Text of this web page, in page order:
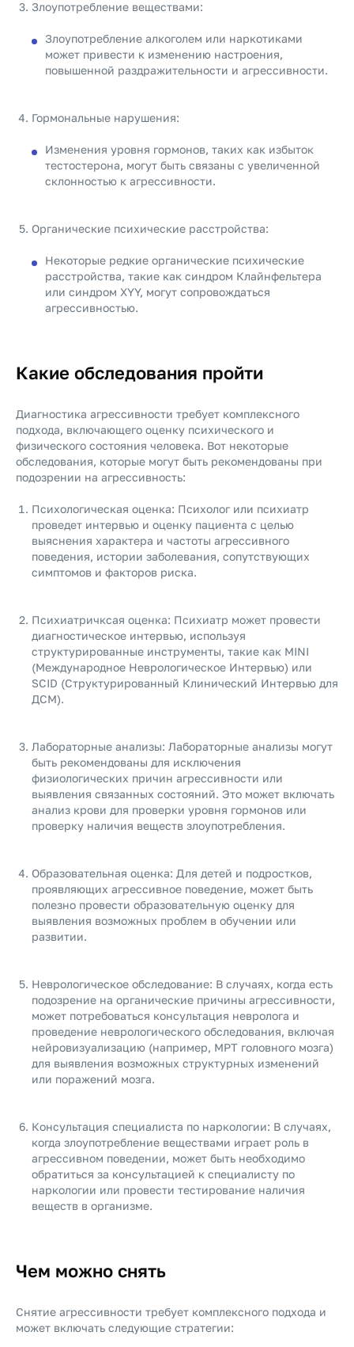
Злоупотребление веществами:
Злоупотребление алкоголем или наркотиками
может привести к изменению настроения,
повышенной раздражительности и агрессивности.
Гормональные нарушения:
Изменения уровня гормонов, таких как избыток
тестостерона, могут быть связаны с увеличенной
склонностью к агрессивности.
Органические психические расстройства:
Некоторые редкие органические психические
расстройства, такие как синдром Клайнфельтера
или синдром XYY, могут сопровождаться
агрессивностью.
Какие обследования пройти
Диагностика агрессивности требует комплексного
подхода, включающего оценку психического и
физического состояния человека. Вот некоторые
обследования, которые могут быть рекомендованы при
подозрении на агрессивность:
Психологическая оценка: Психолог или психиатр
проведет интервью и оценку пациента с целью
выяснения характера и частоты агрессивного
поведения, истории заболевания, сопутствующих
симптомов и факторов риска.
Психиатричксая оценка: Психиатр может провести
диагностическое интервью, используя
структурированные инструменты, такие как MINI
(Международное Неврологическое Интервью) или
SCID (Структурированный Клинический Интервью для
ДСМ).
Лабораторные анализы: Лабораторные анализы могут
быть рекомендованы для исключения
физиологических причин агрессивности или
выявления связанных состояний. Это может включать
анализ крови для проверки уровня гормонов или
проверку наличия веществ злоупотребления.
Образовательная оценка: Для детей и подростков,
проявляющих агрессивное поведение, может быть
полезно провести образовательную оценку для
выявления возможных проблем в обучении или
развитии.
Неврологическое обследование: В случаях, когда есть
подозрение на органические причины агрессивности,
может потребоваться консультация невролога и
проведение неврологического обследования, включая
нейровизуализацию (например, МРТ головного мозга)
для выявления возможных структурных изменений
или поражений мозга.
Консультация специалиста по наркологии: В случаях,
когда злоупотребление веществами играет роль в
агрессивном поведении, может быть необходимо
обратиться за консультацией к специалисту по
наркологии или провести тестирование наличия
веществ в организме.
Чем можно снять
Снятие агрессивности требует комплексного подхода и
может включать следующие стратегии: